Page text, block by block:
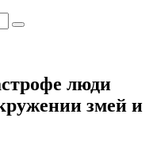
люди
змей и